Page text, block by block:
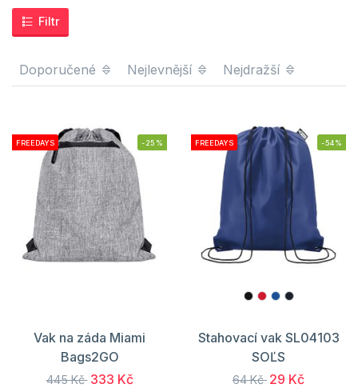
Filtr
Doporučené Nejlevnější Nejdražší
FREEDAYS -25%
Vak na záda Miami
Bags2GO
445 Kč 333 Kč
FREEDAYS -54%
Stahovací vak SL04103
SOĽS
64 Kč 29 Kč